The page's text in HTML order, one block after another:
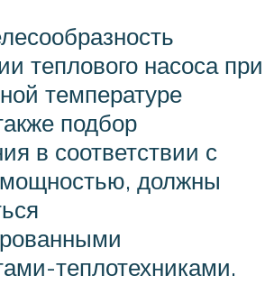
теплового насоса при
температуре
подбор
в соответствии с
должны
теплотехниками.